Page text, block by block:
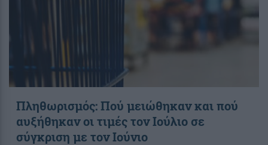
Πληθωρισμός: Πού μειώθηκαν και πού
αυξήθηκαν οι τιμές τον Ιούλιο σε
σύγκριση με τον Ιούνιο